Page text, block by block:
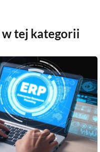
w tej kategorii